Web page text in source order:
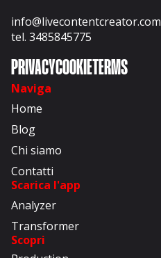
info@livecontentcreator.com
tel. 3485845775
PRIVACYCOOKIETERMS
Naviga
Home
Blog
Chi siamo
Contatti
Scarica l'app
Analyzer
Transformer
Scopri